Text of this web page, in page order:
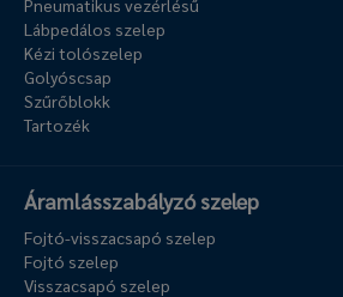
Pneumatikus vezérlésű
Lábpedálos szelep
Kézi tolószelep
Golyóscsap
Szűrőblokk
Tartozék
Áramlásszabályzó szelep
Fojtó-visszacsapó szelep
Fojtó szelep
Visszacsapó szelep